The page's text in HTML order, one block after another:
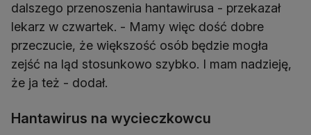
dalszego przenoszenia hantawirusa - przekazał
lekarz w czwartek. - Mamy więc dość dobre
przeczucie, że większość osób będzie mogła
zejść na ląd stosunkowo szybko. I mam nadzieję,
że ja też - dodał.
Hantawirus na wycieczkowcu